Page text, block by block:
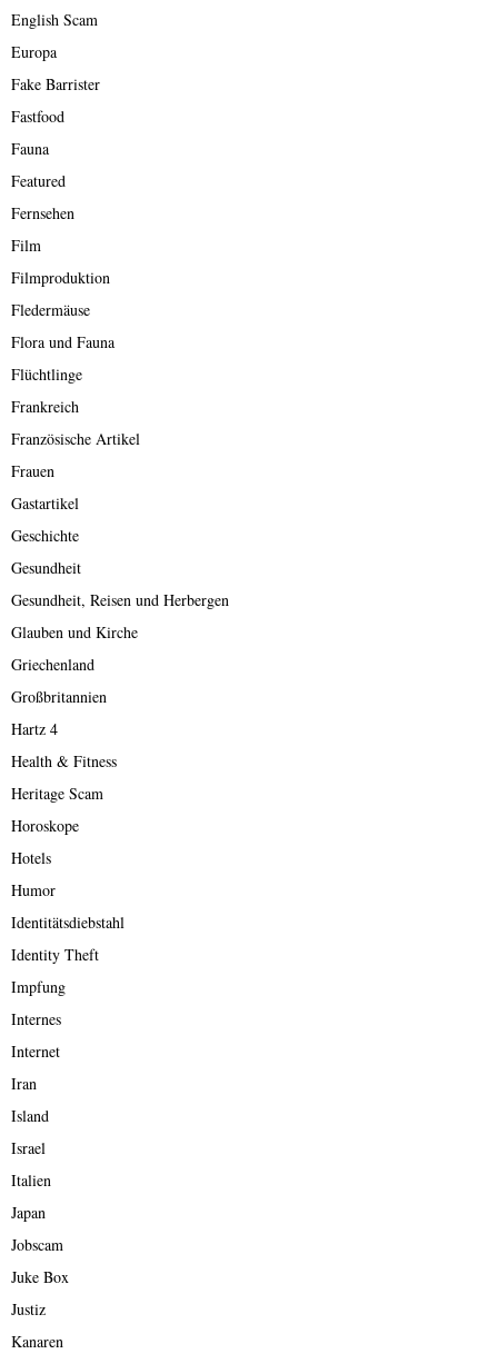
English Scam
Europa
Fake Barrister
Fastfood
Fauna
Featured
Fernsehen
Film
Filmproduktion
Fledermäuse
Flora und Fauna
Flüchtlinge
Frankreich
Französische Artikel
Frauen
Gastartikel
Geschichte
Gesundheit
Gesundheit, Reisen und Herbergen
Glauben und Kirche
Griechenland
Großbritannien
Hartz 4
Health & Fitness
Heritage Scam
Horoskope
Hotels
Humor
Identitätsdiebstahl
Identity Theft
Impfung
Internes
Internet
Iran
Island
Israel
Italien
Japan
Jobscam
Juke Box
Justiz
Kanaren